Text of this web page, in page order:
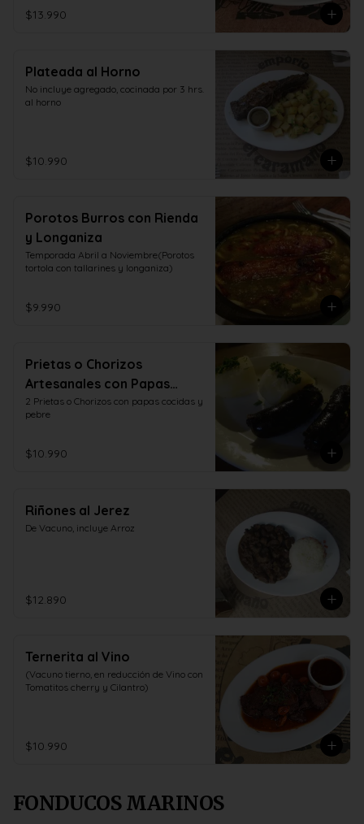
$13.990
Plateada al Horno
No incluye agregado, cocinada por 3 hrs.
al horno
$10.990
Porotos Burros con Rienda
y Longaniza
Temporada Abril a Noviembre(Porotos
tortola con tallarines y longaniza)
$9.990
Prietas o Chorizos
Artesanales con Papas
Cocidas y Pebre
2 Prietas o Chorizos con papas cocidas y
pebre
$10.990
Riñones al Jerez
De Vacuno, incluye Arroz
$12.890
Ternerita al Vino
(Vacuno tierno, en reducción de Vino con
Tomatitos cherry y Cilantro)
$10.990
FONDUCOS MARINOS